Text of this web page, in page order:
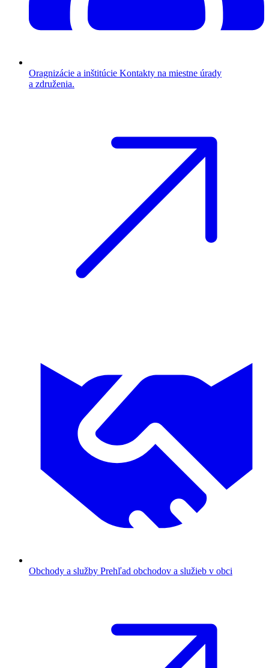
Oragnizácie a inštitúcie Kontakty na miestne úrady
a združenia.
Obchody a služby Prehľad obchodov a služieb v obci